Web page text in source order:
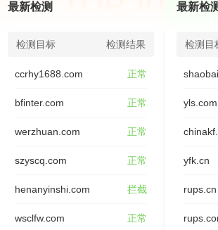
最新检测
检测目标 检测结果
ccrhy1688.com 正常
bfinter.com 正常
werzhuan.com 正常
szyscq.com 正常
henanyinshi.com 拦截
wsclfw.com 正常
最新检
检测目
yfk.cn
rups.cn